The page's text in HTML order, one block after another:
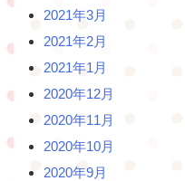
2021年3月
2021年2月
2021年1月
2020年12月
2020年11月
2020年10月
2020年9月